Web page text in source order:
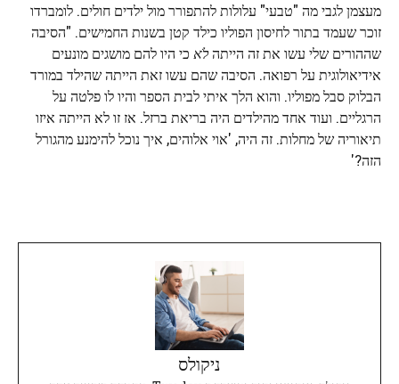
מעצמן לגבי מה "טבעי" עלולות להתפורר מול ילדים חולים. לומברדו
זוכר שעמד בתור לחיסון הפוליו כילד קטן בשנות החמישים. "הסיבה
שההורים שלי עשו את זה הייתהלֹא כי היו להם מושגים מונעים
אידיאולוגית על רפואה. הסיבה שהם עשו זאת הייתה שהילד במורד
הבלוק סבל מפוליו. והוא הלך איתי לבית הספר והיו לו פלטה על
הרגליים. ועוד אחד מהילדים היה בריאת ברזל. אז זו לא הייתה איזו
תיאוריה של מחלות. זה היה, 'אוי אלוהים, איך נוכל להימנע מהגורל
הזה?'
ניקולס